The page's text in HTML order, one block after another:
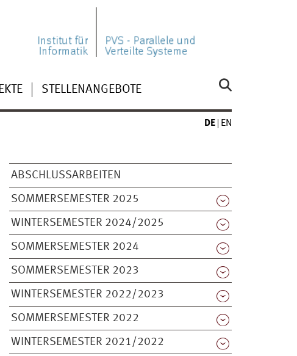
STELLENANGEBOTE
DE EN
ABSCHLUSSARBEITEN
SOMMERSEMESTER 2025
WINTERSEMESTER 2024/2025
SOMMERSEMESTER 2024
SOMMERSEMESTER 2023
WINTERSEMESTER 2022/2023
SOMMERSEMESTER 2022
WINTERSEMESTER 2021/2022